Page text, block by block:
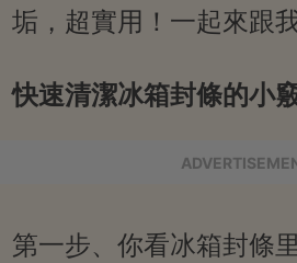
垢，超實用！一起來跟
快速清潔冰箱封條的小
第一步、你看冰箱封條